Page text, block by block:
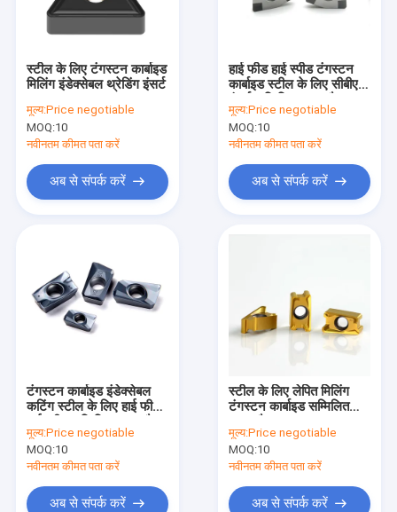
हमसे संपर्क करें
टंगस्टन कार्बाइड एंड मिल्स
लांग शंक एंड मिल्स
लंबी बांसुरी अंत मिल्स
टंगस्टन कार्बाइड सम्मिलित करता है
इंडेक्सेबल मिलिंग इंसर्ट
टंगस्टन कार्बाइड अभ्यास
हाई स्पीड स्टील ड्रिल
मिलिंग कटर हेड
स्टील के लिए टंगस्टन कार्बाइड
मिलिंग इंडेक्सेबल थ्रेडिंग इंसर्ट
मूल्य:Price negotiable
MOQ:10
नवीनतम कीमत पता करें
अब से संपर्क करें
हाई फीड हाई स्पीड टंगस्टन
कार्बाइड स्टील के लिए सीबीएन
मूल्य:Price negotiable
MOQ:10
नवीनतम कीमत पता करें
अब से संपर्क करें
टंगस्टन कार्बाइड इंडेक्सेबल
कटिंग स्टील के लिए हाई फीड
मूल्य:Price negotiable
MOQ:10
नवीनतम कीमत पता करें
अब से संपर्क करें
स्टील के लिए लेपित मिलिंग
टंगस्टन कार्बाइड सम्मिलित
मूल्य:Price negotiable
MOQ:10
नवीनतम कीमत पता करें
अब से संपर्क करें